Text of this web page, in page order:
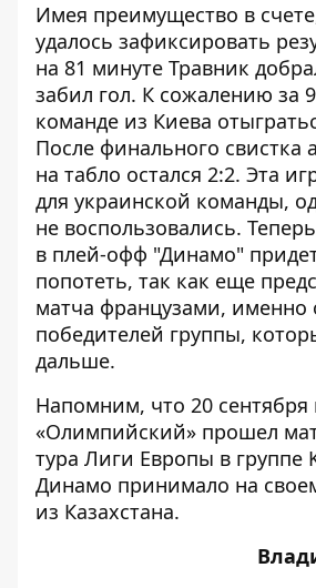
Имея преимущество в
удалось зафиксировать
на 81 минуте Травник
забил гол. К сожалению за
команде из Киева
После финального свистка
на табло остался 2:2. Эта
для украинской команды,
не воспользовались.
в плей-офф "Динамо"
попотеть, так как еще
матча французами, именно
победителей группы,
дальше.
Напомним, что 20
«Олимпийский» прошел
тура Лиги Европы в группе
Динамо принимало на
из Казахстана.